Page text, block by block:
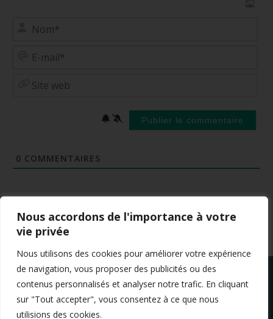
Nous accordons de l'importance à votre
vie privée
Nous utilisons des cookies pour améliorer votre expérience
de navigation, vous proposer des publicités ou des
contenus personnalisés et analyser notre trafic. En cliquant
sur "Tout accepter", vous consentez à ce que nous
utilisions des cookies.
0 COMMENTAIRES